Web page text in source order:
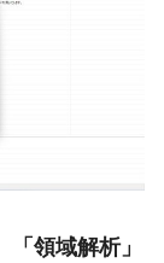
「領域解析」